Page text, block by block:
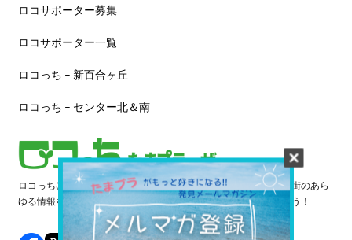
ロコサポーター募集
ロコサポーター一覧
ロコっち – 新百合ヶ丘
ロコっち – センター北＆南
ロコっちは、あなたのジモト体験を豊かにする情報サイトです。街のあら
ゆる情報を収集し、日々更新しています。早速情報を探してみよう！